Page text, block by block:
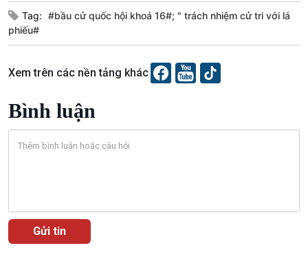
Câu chuyện thời sự
Đối thoại
Diễn đàn chủ nhật
Chuyện đêm
Tag: #bầu cử quốc hội khoá 16#; " trách nhiệm cử tri với lá
phiếu#
Xem trên các nền tảng khác
Bình luận